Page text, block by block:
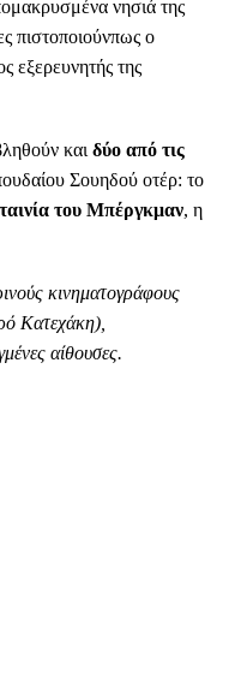
νησιά της
πιστοποιούνπως ο
εξερευνητής της
και δύο από τις
Σουηδού οτέρ: το
του Μπέργκμαν, η
κινηματογράφους
Κατεχάκη),
αίθουσες.